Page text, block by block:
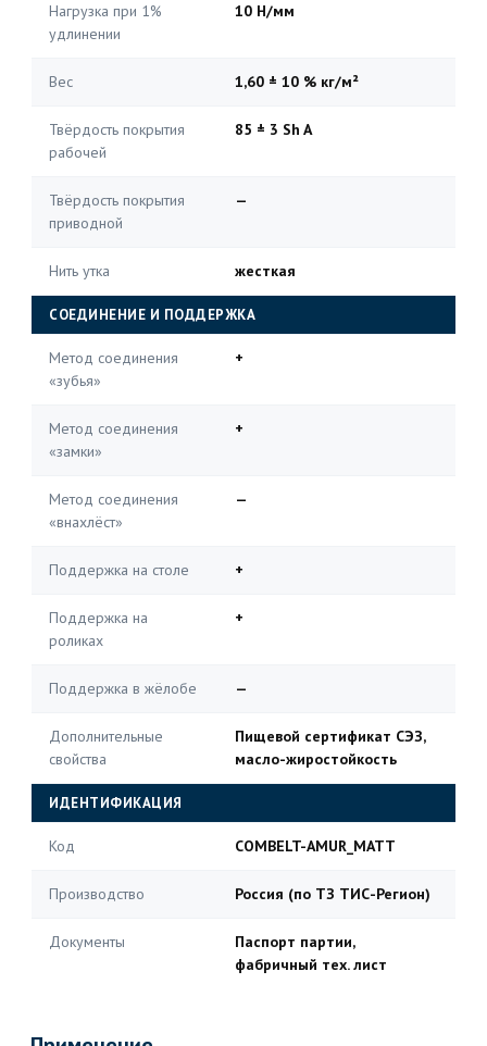
Нагрузка при 1%
удлинении
10 Н/мм
Вес 1,60 ± 10 % кг/м²
Твёрдость покрытия
рабочей
85 ± 3 Sh A
Твёрдость покрытия
приводной
—
Нить утка жесткая
СОЕДИНЕНИЕ И ПОДДЕРЖКА
Метод соединения
«зубья»
+
Метод соединения
«замки»
+
Метод соединения
«внахлёст»
—
Поддержка на столе +
Поддержка на
роликах
+
Поддержка в жёлобе —
Дополнительные
свойства
Пищевой сертификат СЭЗ,
масло-жиростойкость
ИДЕНТИФИКАЦИЯ
Код COMBELT-AMUR_MATT
Производство Россия (по ТЗ ТИС-Регион)
Документы
Паспорт партии,
фабричный тех. лист